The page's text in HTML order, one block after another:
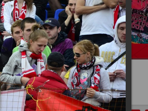
КБ Форум Ссылки Связь